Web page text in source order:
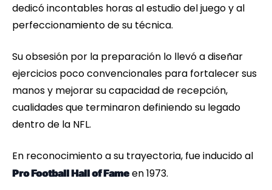
dedicó incontables horas al estudio del juego y al
perfeccionamiento de su técnica.
Su obsesión por la preparación lo llevó a diseñar
ejercicios poco convencionales para fortalecer sus
manos y mejorar su capacidad de recepción,
cualidades que terminaron definiendo su legado
dentro de la NFL.
En reconocimiento a su trayectoria, fue inducido al
Pro Football Hall of Fameen 1973.